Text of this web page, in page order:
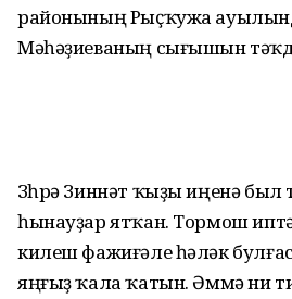
районының Рыҫҡужа
Мәһәҙиеваның сығышын
Зөһрә Зиннәт ҡыҙы иңенә
һынауҙар ятҡан. Тормош
килеш фажиғәле һәләк
яңғыҙ ҡала ҡатын. Әммә ни